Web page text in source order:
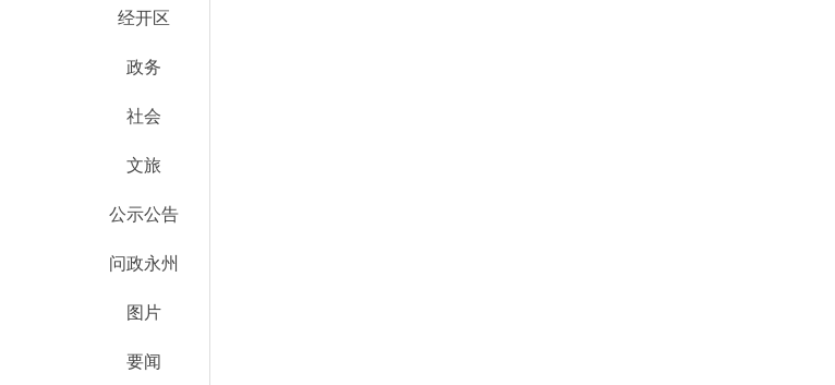
经开区
政务
社会
文旅
公示公告
问政永州
图片
要闻